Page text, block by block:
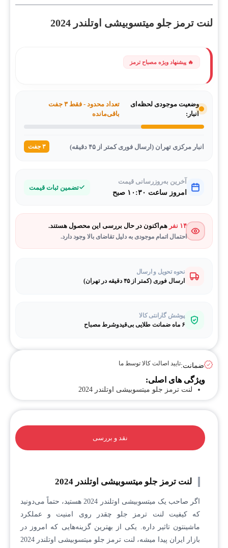
لنت ترمز جلو میتسوبیشی اوتلندر 2024
وضعیت موجودی لحظه‌ای
انبار:
تعداد محدود - فقط ۳ جفت
باقی‌مانده
انبار مرکزی تهران (ارسال فوری کمتر از ۴۵ دقیقه) ۳ جفت
آخرین به‌روزرسانی قیمت
امروز ساعت ۱۰:۳۰ صبح
تضمین ثبات قیمت
۱۴ نفر هم‌اکنون در حال بررسی این محصول هستند.
احتمال اتمام موجودی به دلیل تقاضای بالا وجود دارد.
نحوه تحویل و ارسال
ارسال فوری (کمتر از ۴۵ دقیقه در تهران)
پوشش گارانتی کالا
۶ ماه ضمانت طلایی بی‌قیدوشرط مصباح
ضمانت:تایید اصالت کالا توسط ما
ویژگی های اصلی:
لنت ترمز جلو میتسوبیشی اوتلندر 2024
نقد و بررسی
لنت ترمز جلو میتسوبیشی اوتلندر 2024
اگر صاحب یک میتسوبیشی اوتلندر 2024 هستید، حتماً می‌دونید
که کیفیت لنت ترمز جلو چقدر روی امنیت و عملکرد
ماشینتون تاثیر داره. یکی از بهترین گزینه‌هایی که امروز در
بازار ایران پیدا میشه، لنت ترمز جلو میتسوبیشی اوتلندر 2024